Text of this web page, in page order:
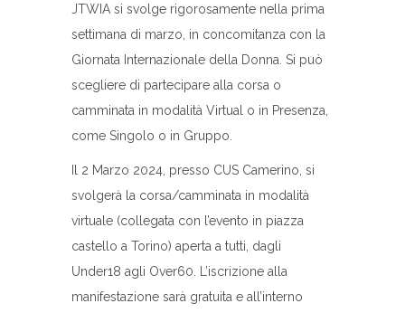
JTWIA si svolge rigorosamente nella prima
settimana di marzo, in concomitanza con la
Giornata Internazionale della Donna. Si può
scegliere di partecipare alla corsa o
camminata in modalità Virtual o in Presenza,
come Singolo o in Gruppo.
Il 2 Marzo 2024, presso CUS Camerino, si
svolgerà la corsa/camminata in modalità
virtuale (collegata con l’evento in piazza
castello a Torino) aperta a tutti, dagli
Under18 agli Over60. L’iscrizione alla
manifestazione sarà gratuita e all’interno